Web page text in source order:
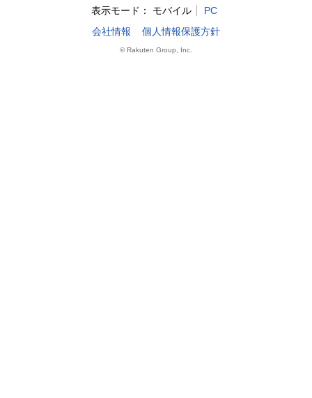
表示モード： モバイル
PC
会社情報
個人情報保護方針
© Rakuten Group, Inc.